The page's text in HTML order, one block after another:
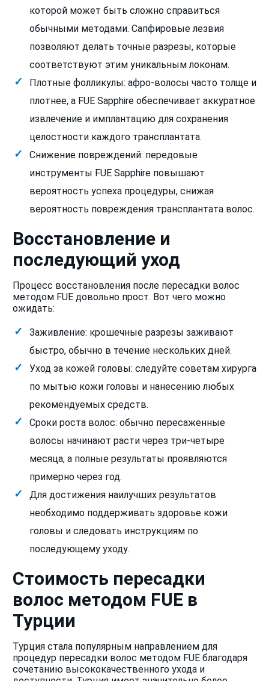
которой может быть сложно справиться
обычными методами. Сапфировые лезвия
позволяют делать точные разрезы, которые
соответствуют этим уникальным локонам.
Плотные фолликулы: афро-волосы часто толще и
плотнее, а FUE Sapphire обеспечивает аккуратное
извлечение и имплантацию для сохранения
целостности каждого трансплантата.
Снижение повреждений: передовые
инструменты FUE Sapphire повышают
вероятность успеха процедуры, снижая
вероятность повреждения трансплантата волос.
Восстановление и
последующий уход
Процесс восстановления после пересадки волос
методом FUE довольно прост. Вот чего можно
ожидать:
Заживление: крошечные разрезы заживают
быстро, обычно в течение нескольких дней.
Уход за кожей головы: следуйте советам хирурга
по мытью кожи головы и нанесению любых
рекомендуемых средств.
Сроки роста волос: обычно пересаженные
волосы начинают расти через три-четыре
месяца, а полные результаты проявляются
примерно через год.
Для достижения наилучших результатов
необходимо поддерживать здоровье кожи
головы и следовать инструкциям по
последующему уходу.
Стоимость пересадки
волос методом FUE в
Турции
Турция стала популярным направлением для
процедур пересадки волос методом FUE благодаря
сочетанию высококачественного ухода и